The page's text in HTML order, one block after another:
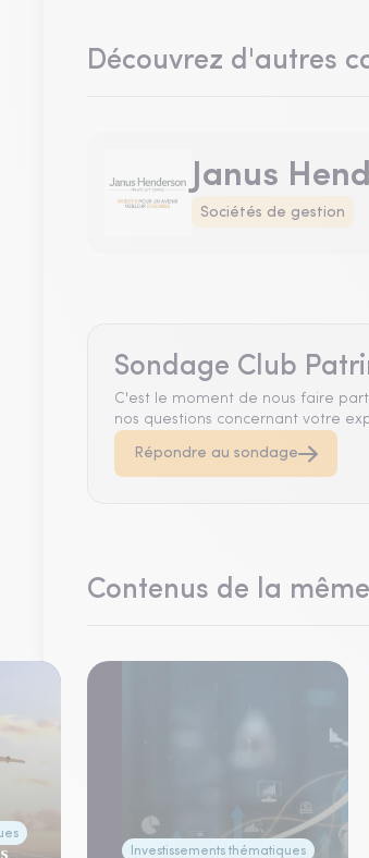
Découvrez d'autres
Janus
Sociétés de gestion
Sondage Club
C'est le moment de nous faire
nos questions concernant votre
Répondre au sondage
Contenus de la
Investissements thématiques